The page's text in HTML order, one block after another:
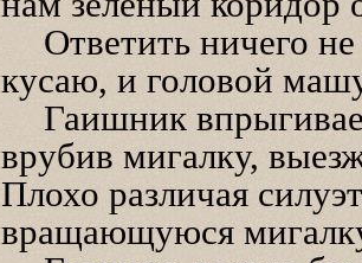
Ответить ничего
кусаю, и головой
Гаишник
врубив мигалку,
Плохо различая
вращающуюся